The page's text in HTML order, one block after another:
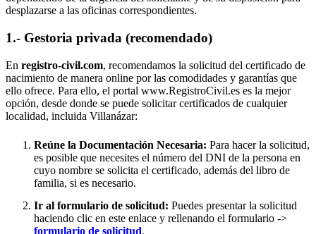
desplazarse a las oficinas correspondientes.
1.- Gestoria privada (recomendado)
En registro-civil.com, recomendamos la solicitud del certificado de
nacimiento de manera online por las comodidades y garantías que
ello ofrece. Para ello, el portal www.RegistroCivil.es es la mejor
opción, desde donde se puede solicitar certificados de cualquier
localidad, incluida Villanázar:
Reúne la Documentación Necesaria: Para hacer la solicitud,
es posible que necesites el número del DNI de la persona en
cuyo nombre se solicita el certificado, además del libro de
familia, si es necesario.
Ir al formulario de solicitud: Puedes presentar la solicitud
haciendo clic en este enlace y rellenando el formulario ->
formulario de solicitud.